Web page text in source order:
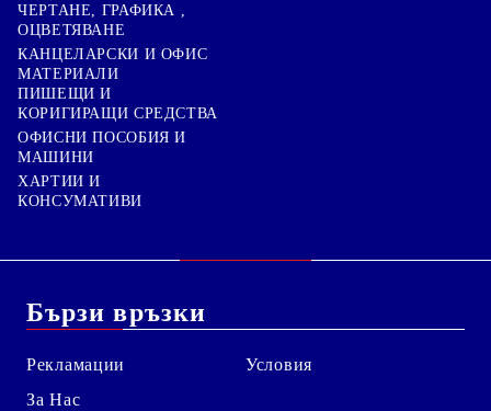
ЧЕРТАНЕ, ГРАФИКА ,
ОЦВЕТЯВАНЕ
КАНЦЕЛАРСКИ И ОФИС
МАТЕРИАЛИ
ПИШЕЩИ И
КОРИГИРАЩИ СРЕДСТВА
ОФИСНИ ПОСОБИЯ И
МАШИНИ
ХАРТИИ И
КОНСУМАТИВИ
Бързи връзки
Рекламации
За Нас
Условия